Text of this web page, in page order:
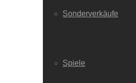
Sonderverkäufe
Spiele